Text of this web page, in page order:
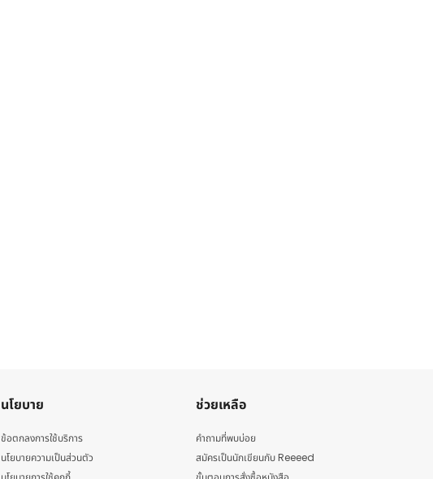
นโยบาย
ข้อตกลงการใช้บริการ
นโยบายความเป็นส่วนตัว
ช่วยเหลือ
คำถามที่พบบ่อย
สมัครเป็นนักเขียนกับ Reeeed